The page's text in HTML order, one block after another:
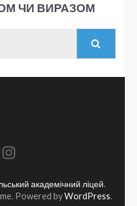
ЧИ ВИРАЗОМ
академічний ліцей.
Powered byWordPress.